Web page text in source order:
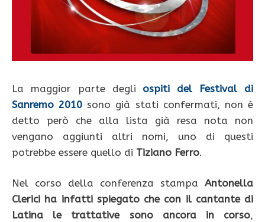
La maggior parte degli ospiti del Festival di
Sanremo 2010 sono già stati confermati, non è
detto però che alla lista già resa nota non
vengano aggiunti altri nomi, uno di questi
potrebbe essere quello di Tiziano Ferro.
Nel corso della conferenza stampa Antonella
Clerici ha infatti spiegato che con il cantante di
Latina le trattative sono ancora in corso,